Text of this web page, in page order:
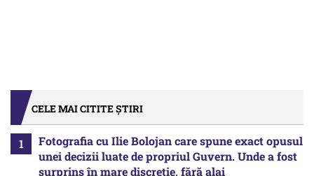
CELE MAI CITITE ȘTIRI
Fotografia cu Ilie Bolojan care spune exact opusul
unei decizii luate de propriul Guvern. Unde a fost
surprins în mare discreție, fără alai